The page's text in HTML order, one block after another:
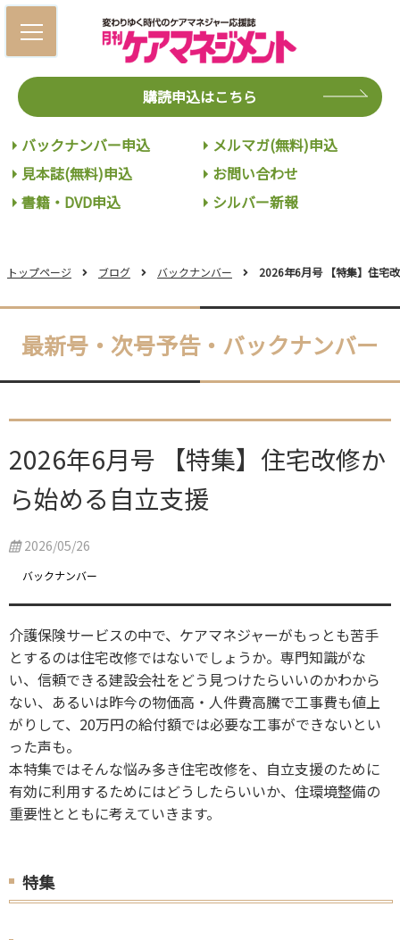
購読申込はこちら
バックナンバー申込
見本誌(無料)申込
書籍・DVD申込
メルマガ(無料)申込
お問い合わせ
シルバー新報
トップページ ブログ バックナンバー 2026年6月号 【特集】住宅
最新号・次号予告・バックナンバー
2026年6月号 【特集】住宅改修か
ら始める自立支援
2026/05/26
バックナンバー
介護保険サービスの中で、ケアマネジャーがもっとも苦手
とするのは住宅改修ではないでしょうか。専門知識がな
い、信頼できる建設会社をどう見つけたらいいのかわから
ない、あるいは昨今の物価高・人件費高騰で工事費も値上
がりして、20万円の給付額では必要な工事ができないとい
った声も。
本特集ではそんな悩み多き住宅改修を、自立支援のために
有効に利用するためにはどうしたらいいか、住環境整備の
重要性とともに考えていきます。
特集